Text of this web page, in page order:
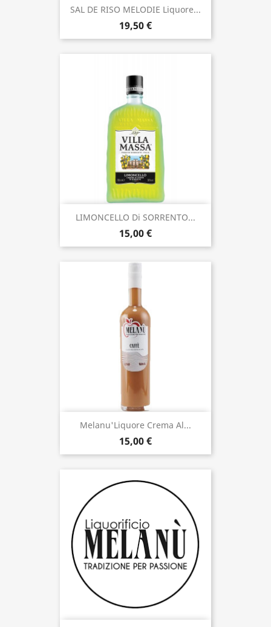
SAL DE RISO MELODIE Liquore...
19,50 €
LIMONCELLO Di SORRENTO...
15,00 €
Melanu'Liquore Crema Al...
15,00 €